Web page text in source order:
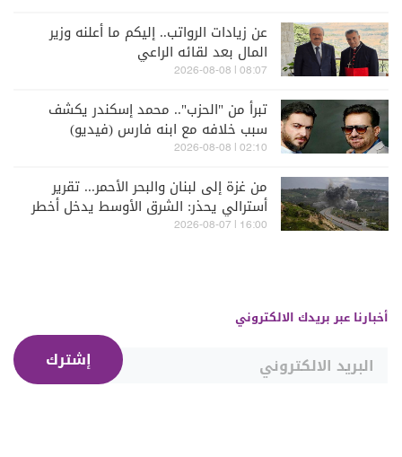
عن زيادات الرواتب.. إليكم ما أعلنه وزير
المال بعد لقائه الراعي
08:07 | 2026-08-08
تبرأ من "الحزب".. محمد إسكندر يكشف
سبب خلافه مع ابنه فارس (فيديو)
02:10 | 2026-08-08
من غزة إلى لبنان والبحر الأحمر... تقرير
أسترالي يحذر: الشرق الأوسط يدخل أخطر
مراحله
16:00 | 2026-08-07
أخبارنا عبر بريدك الالكتروني
إشترك